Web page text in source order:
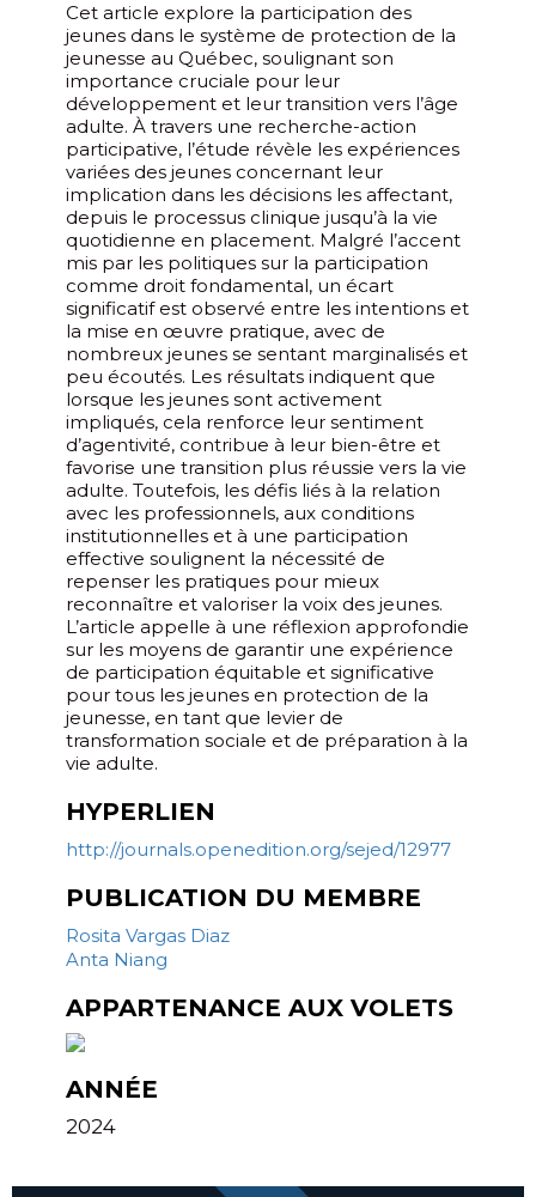
Cet article explore la participation des
jeunes dans le système de protection de la
jeunesse au Québec, soulignant son
importance cruciale pour leur
développement et leur transition vers l’âge
adulte. À travers une recherche-action
participative, l’étude révèle les expériences
variées des jeunes concernant leur
implication dans les décisions les affectant,
depuis le processus clinique jusqu’à la vie
quotidienne en placement. Malgré l’accent
mis par les politiques sur la participation
comme droit fondamental, un écart
significatif est observé entre les intentions et
la mise en œuvre pratique, avec de
nombreux jeunes se sentant marginalisés et
peu écoutés. Les résultats indiquent que
lorsque les jeunes sont activement
impliqués, cela renforce leur sentiment
d’agentivité, contribue à leur bien-être et
favorise une transition plus réussie vers la vie
adulte. Toutefois, les défis liés à la relation
avec les professionnels, aux conditions
institutionnelles et à une participation
effective soulignent la nécessité de
repenser les pratiques pour mieux
reconnaître et valoriser la voix des jeunes.
L’article appelle à une réflexion approfondie
sur les moyens de garantir une expérience
de participation équitable et significative
pour tous les jeunes en protection de la
jeunesse, en tant que levier de
transformation sociale et de préparation à la
vie adulte.
HYPERLIEN
http://journals.openedition.org/sejed/12977
PUBLICATION DU MEMBRE
Rosita Vargas Diaz
Anta Niang
APPARTENANCE AUX VOLETS
ANNÉE
2024